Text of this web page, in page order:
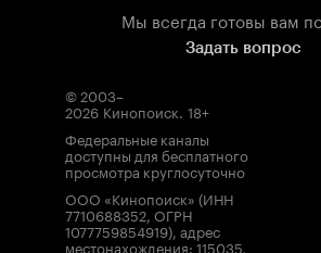
Мы всегда готовы вам
Задать вопрос
© 2003–
2026 Кинопоиск. 18+
Федеральные каналы
доступны для бесплатного
просмотра круглосуточно
ООО «Кинопоиск» (ИНН
7710688352, ОГРН
1077759854919), адрес
местонахождения: 115035,